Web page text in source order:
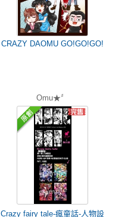
CRAZY DAOMU GO!GO!GO!
Omu★〞
Crazy fairy tale-瘋童話-人物設